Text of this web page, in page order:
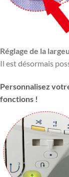
Réglage de la
Il est désormais
Personnalisez
fonctions !